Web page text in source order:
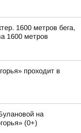
1600 метров бега,
1600 метров
проходит в
на
(0+)